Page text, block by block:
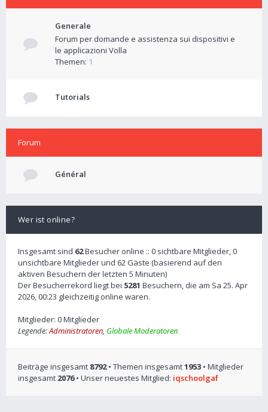
Generale
Forum per domande e assistenza sui dispositivi e
le applicazioni Volla
Themen: 1
Tutorials
Forum
Général
Wer ist online?
Insgesamt sind 62Besucher online :: 0 sichtbare Mitglieder, 0
unsichtbare Mitglieder und 62 Gäste (basierend auf den
aktiven Besuchern der letzten 5 Minuten)
Der Besucherrekord liegt bei 5281 Besuchern, die am Sa 25. Apr
2026, 00:23 gleichzeitig online waren.
Mitglieder: 0 Mitglieder
Legende:Administratoren, Globale Moderatoren
Beiträge insgesamt 8792• Themen insgesamt1953 • Mitglieder
insgesamt 2076• Unser neuestes Mitglied: iqschoolgaf